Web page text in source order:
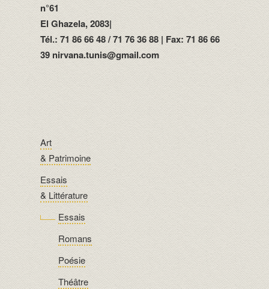
n°61
El Ghazela, 2083|
Tél.: 71 86 66 48 / 71 76 36 88 | Fax: 71 86 66
39 nirvana.tunis@gmail.com
Art
& Patrimoine
Essais
& Littérature
Essais
Romans
Poésie
Théâtre